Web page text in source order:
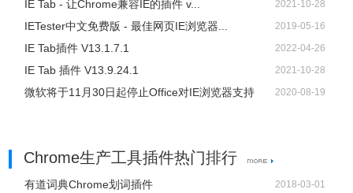
IE Tab - 让Chrome兼容IE的插件 v... 2021-10-28
IETester中文免费版 - 最佳网页IE浏览器... 2019-05-16
IE Tab插件 V13.1.7.1 2022-04-26
IE Tab 插件 V13.9.24.1 2021-10-28
微软将于11月30日起停止Office对IE浏览器支持 2020-08-19
Chrome生产工具插件热门排行
有道词典Chrome划词插件 2018-03-01